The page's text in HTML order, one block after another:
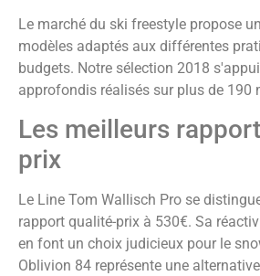
Le marché du ski freestyle propose
modèles adaptés aux différentes
budgets. Notre sélection 2018
approfondis réalisés sur plus de 190
Les meilleurs
prix
Le Line Tom Wallisch Pro se
rapport qualité-prix à 530€. Sa
en font un choix judicieux pour le
Oblivion 84 représente une